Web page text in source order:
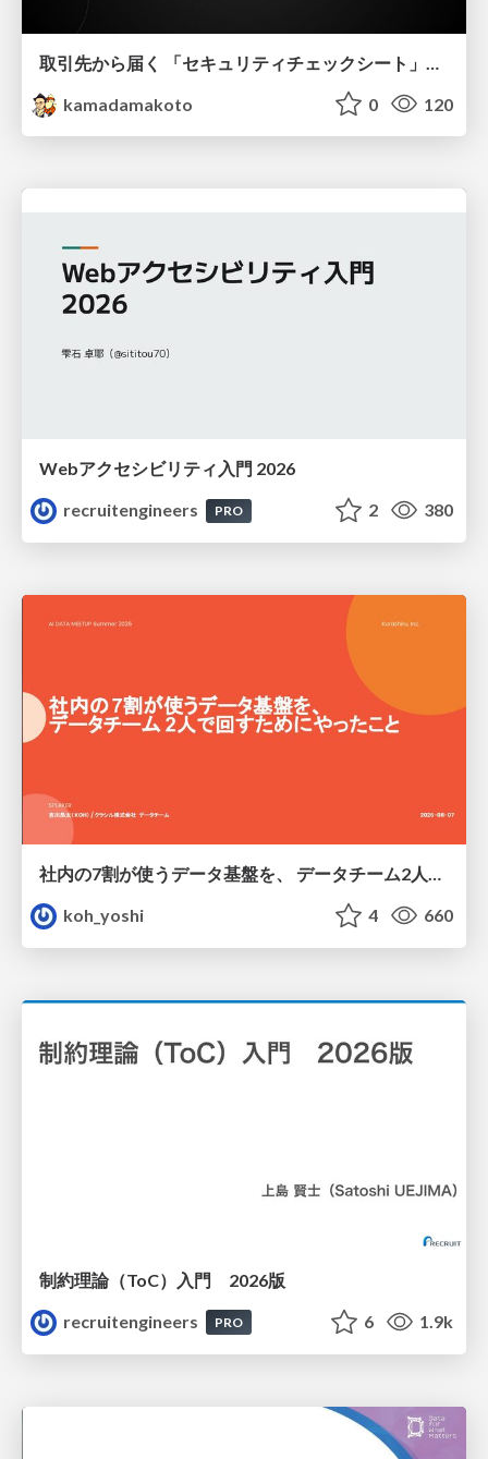
kamadamakoto
0 120
Webアクセシビリティ入門 2026
recruitengineers
PRO 2 380
社内の7割が使うデータ基盤を、 データチーム2人で回すためにやったこと
koh_yoshi
4 660
制約理論（ToC）入門 2026版
recruitengineers
PRO 6 1.9k